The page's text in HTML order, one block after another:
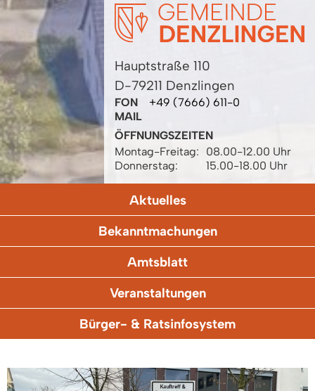
Hauptstraße 110
D-79211 Denzlingen
FON
+49 (7666) 611-0
MAIL
ÖFFNUNGSZEITEN
Montag-Freitag:
08.00-12.00 Uhr
Donnerstag:
15.00-18.00 Uhr
Aktuelles
Bekanntmachungen
Amtsblatt
Veranstaltungen
Bürger- & Ratsinfosystem